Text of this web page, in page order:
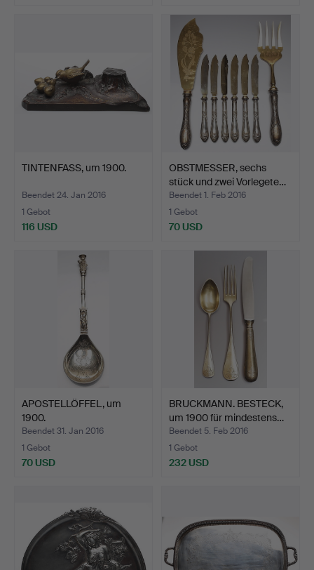
TINTENFASS, um 1900.
Beendet 24. Jan 2016
1 Gebot
116 USD
OBSTMESSER, sechs
stück und zwei Vorlegete…
Beendet 1. Feb 2016
1 Gebot
70 USD
APOSTELLÖFFEL, um
1900.
Beendet 31. Jan 2016
1 Gebot
70 USD
BRUCKMANN. BESTECK,
um 1900 für mindestens…
Beendet 5. Feb 2016
1 Gebot
232 USD